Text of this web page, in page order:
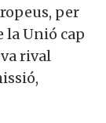
per
la Unió cap
rival